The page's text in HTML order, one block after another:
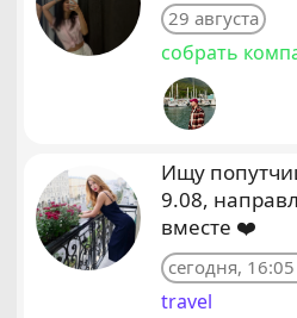
29 августа
собрать
Ищу
9.08,
вместе ❤️
сегодня,
travel